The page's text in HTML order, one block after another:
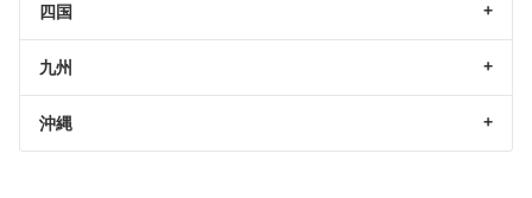
四国
九州
沖縄